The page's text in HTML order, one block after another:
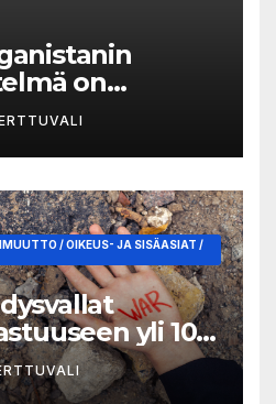
on
jälkeen
/ OIKEUS- JA SISÄASIAT /
yli 100